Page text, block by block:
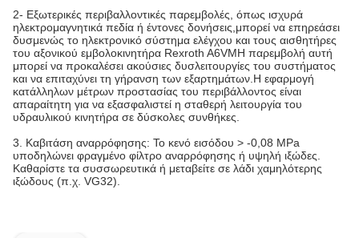
2- Εξωτερικές περιβαλλοντικές παρεμβολές, όπως ισχυρά
ηλεκτρομαγνητικά πεδία ή έντονες δονήσεις,μπορεί να επηρεάσει
δυσμενώς το ηλεκτρονικό σύστημα ελέγχου και τους αισθητήρες
του αξονικού εμβολοκινητήρα Rexroth A6VMΗ παρεμβολή αυτή
μπορεί να προκαλέσει ακούσιες δυσλειτουργίες του συστήματος
και να επιταχύνει τη γήρανση των εξαρτημάτων.Η εφαρμογή
κατάλληλων μέτρων προστασίας του περιβάλλοντος είναι
απαραίτητη για να εξασφαλιστεί η σταθερή λειτουργία του
υδραυλικού κινητήρα σε δύσκολες συνθήκες.
3. Καβιτάση αναρρόφησης: Το κενό εισόδου > -0,08 MPa
υποδηλώνει φραγμένο φίλτρο αναρρόφησης ή υψηλή ιξώδες.
Καθαρίστε τα συσσωρευτικά ή μεταβείτε σε λάδι χαμηλότερης
ιξώδους (π.χ. VG32).